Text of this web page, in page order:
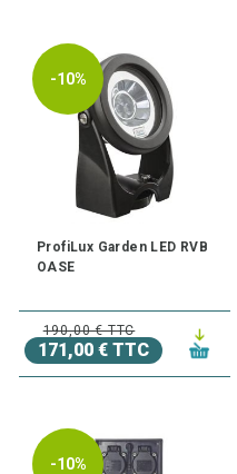
-10%
ProfiLux Garden LED RVB
OASE
190,00 € TTC
171,00 € TTC
-10%